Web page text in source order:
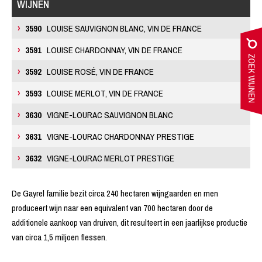
WIJNEN
3590 LOUISE SAUVIGNON BLANC, VIN DE FRANCE
3591 LOUISE CHARDONNAY, VIN DE FRANCE
3592 LOUISE ROSÉ, VIN DE FRANCE
3593 LOUISE MERLOT, VIN DE FRANCE
3630 VIGNE-LOURAC SAUVIGNON BLANC
3631 VIGNE-LOURAC CHARDONNAY PRESTIGE
3632 VIGNE-LOURAC MERLOT PRESTIGE
De Gayrel familie bezit circa 240 hectaren wijngaarden en men
produceert wijn naar een equivalent van 700 hectaren door de
additionele aankoop van druiven, dit resulteert in een jaarlijkse productie
van circa 1,5 miljoen flessen.